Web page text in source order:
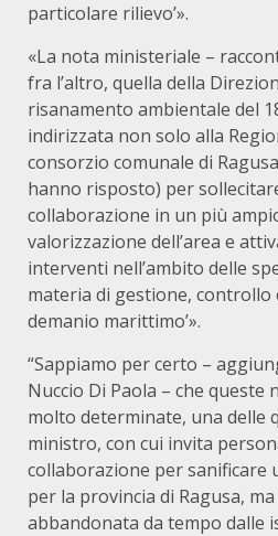
particolare rilievo’».
«La nota ministeriale –
fra l’altro, quella della
risanamento ambientale del
indirizzata non solo alla
consorzio comunale di
hanno risposto) per
collaborazione in un più
valorizzazione dell’area e
interventi nell’ambito delle
materia di gestione, controllo
demanio marittimo’».
“Sappiamo per certo –
Nuccio Di Paola – che
molto determinate, una delle
ministro, con cui invita
collaborazione per sanificare
per la provincia di Ragusa,
abbandonata da tempo dalle